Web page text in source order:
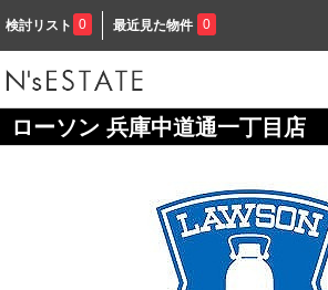
検討リスト 0 最近見た物件 0
ローソン 兵庫中道通一丁目店